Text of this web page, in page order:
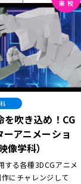
を吹き込め！CG
ーアニメーショ
像学科）
する各種3DCGアニメ
にチャレンジして